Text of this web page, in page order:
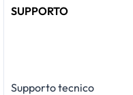
SUPPORTO
Supporto tecnico